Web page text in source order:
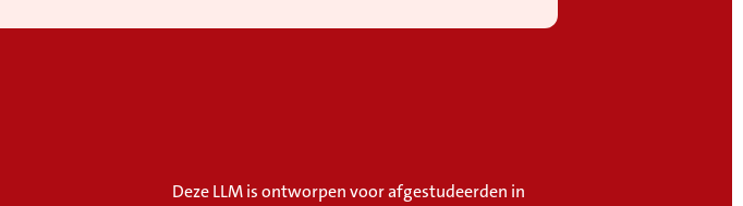
Deze LLM is ontworpen voor afgestudeerden in